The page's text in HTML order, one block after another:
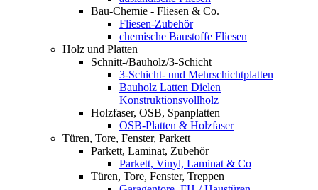
Bau-Chemie - Fliesen & Co.
Fliesen-Zubehör
chemische Baustoffe Fliesen
Holz und Platten
Schnitt-/Bauholz/3-Schicht
3-Schicht- und Mehrschichtplatten
Bauholz Latten Dielen
Konstruktionsvollholz
Holzfaser, OSB, Spanplatten
OSB-Platten & Holzfaser
Türen, Tore, Fenster, Parkett
Parkett, Laminat, Zubehör
Parkett, Vinyl, Laminat & Co
Türen, Tore, Fenster, Treppen